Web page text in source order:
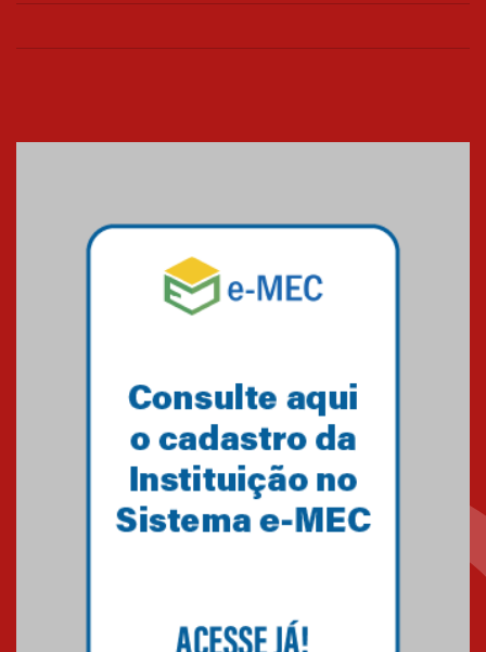
os funcionários
07.11.2024
Equipe de saltos ornamentais
do Mackenzie Brasília
Gravação do projeto “Mais de
31 mil vozes com a Palavra” é
realizado no Colégio
Mackenzie Brasília
25.10.2024
Brasília conquistam medalhas
em importantes competições